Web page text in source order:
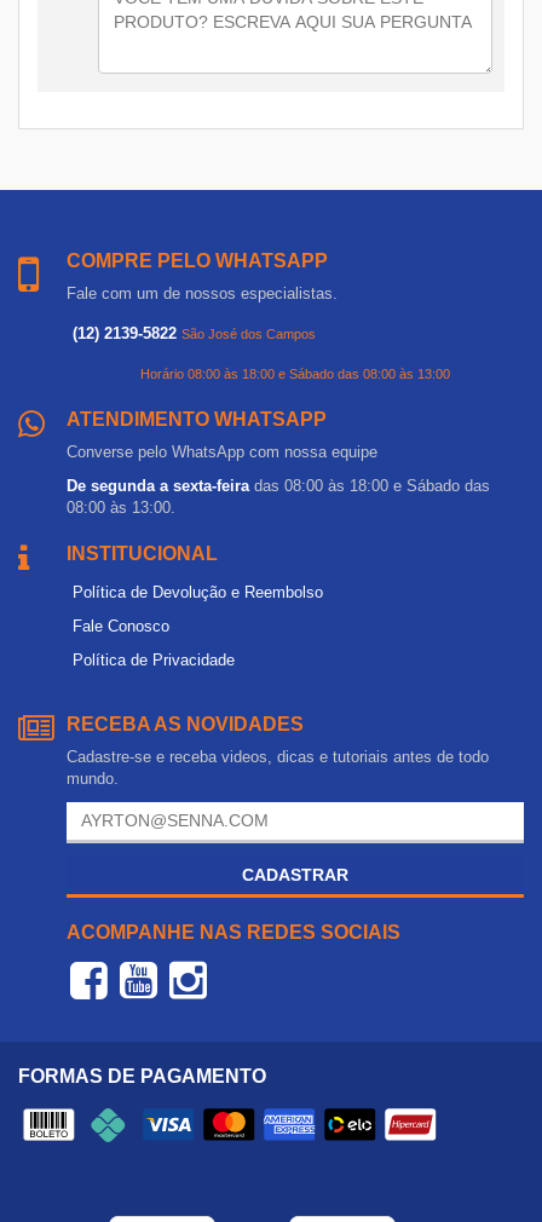
COMPRE PELO WHATSAPP
Fale com um de nossos especialistas.
(12) 2139-5822 São José dos Campos
Horário 08:00 às 18:00 e Sábado das 08:00 às 13:00
ATENDIMENTO WHATSAPP
Converse pelo WhatsApp com nossa equipe
De segunda a sexta-feira das 08:00 às 18:00 e Sábado das
08:00 às 13:00.
INSTITUCIONAL
Política de Devolução e Reembolso
Fale Conosco
Política de Privacidade
RECEBA AS NOVIDADES
Cadastre-se e receba videos, dicas e tutoriais antes de todo
mundo.
CADASTRAR
ACOMPANHE NAS REDES SOCIAIS
FORMAS DE PAGAMENTO